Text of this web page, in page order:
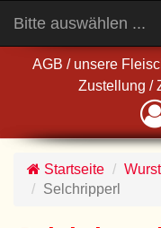
AGB / unsere
Zustellung /
Bitte auswählen ...
Startseite
Selchripperl